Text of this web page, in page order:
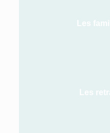
Les
Les